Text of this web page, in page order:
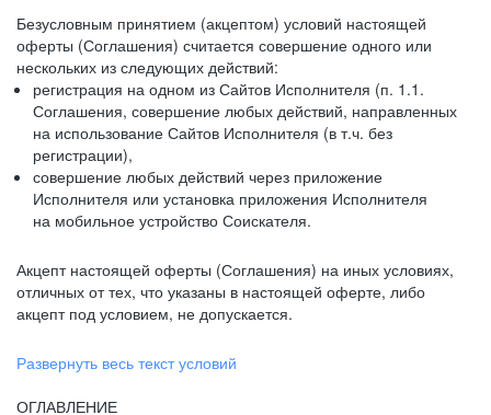
Безусловным принятием (акцептом) условий настоящей
оферты (Соглашения) считается совершение одного или
нескольких из следующих действий:
регистрация на одном из Сайтов Исполнителя (п. 1.1.
Соглашения, совершение любых действий, направленных
на использование Сайтов Исполнителя (в т.ч. без
регистрации),
совершение любых действий через приложение
Исполнителя или установка приложения Исполнителя
на мобильное устройство Соискателя.
Акцепт настоящей оферты (Соглашения) на иных условиях,
отличных от тех, что указаны в настоящей оферте, либо
акцепт под условием, не допускается.
Развернуть весь текст условий
ОГЛАВЛЕНИЕ